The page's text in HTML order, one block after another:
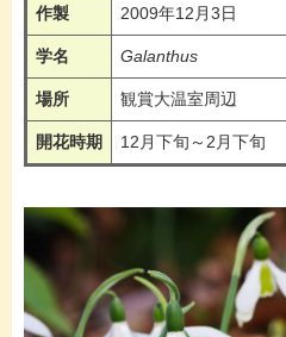
作製 2009年12月3日
学名 Galanthus
場所 観賞大温室周辺
開花時期 12月下旬～2月下旬